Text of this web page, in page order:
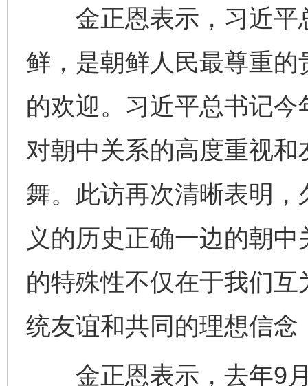
金正恩表示，习近平
鲜，是朝鲜人民最尊重
的欢迎。习近平总书记
对朝中关系的高度重视
舞。此访再次清晰表明
义的历史正确一边的朝
的特殊性不仅在于我们
统友谊和共同的理想信
金正恩表示，去年9月